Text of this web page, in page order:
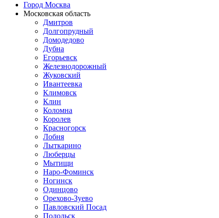
Город Москва
Московская область
Дмитров
Долгопрудный
Домодедово
Дубна
Егорьевск
Железнодорожный
Жуковский
Ивантеевка
Климовск
Клин
Коломна
Королев
Красногорск
Лобня
Лыткарино
Люберцы
Мытищи
Наро-Фоминск
Ногинск
Одинцово
Орехово-Зуево
Павловский Посад
Подольск